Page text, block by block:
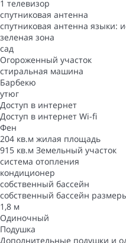
1 телевизор
спутниковая антенна
спутниковая антенна языки:
зеленая зона
сад
Oгороженный участок
стиральная машина
Барбекю
утюг
Доступ в интернет
Доступ в интернет Wi-fi
Фен
204 кв.м жилая площадь
915 кв.м Земельный участок
система отопления
кондиционер
собственный бассейн
собственный бассейн
1,8 м
Одиночный
Подушка
Дополнительные подушки и